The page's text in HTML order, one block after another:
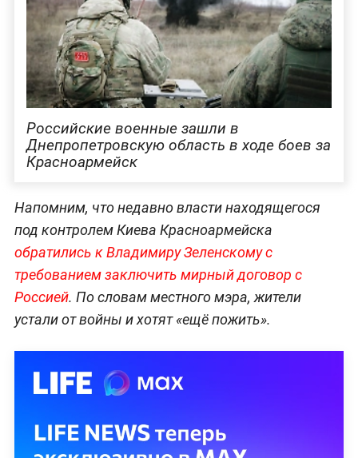
Российские военные зашли в
Днепропетровскую область в ходе боев за
Красноармейск
Напомним, что недавно власти находящегося
под контролем Киева Красноармейска
обратились к Владимиру Зеленскому с
требованием заключить мирный договор с
Россией. По словам местного мэра, жители
устали от войны и хотят «ещё пожить».